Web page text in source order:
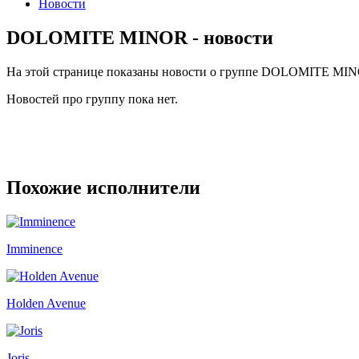
Новости
DOLOMITE MINOR - новости
На этой странице показаны новости о группе DOLOMITE
Новостей про группу пока нет.
Похожие исполнители
Imminence
Holden Avenue